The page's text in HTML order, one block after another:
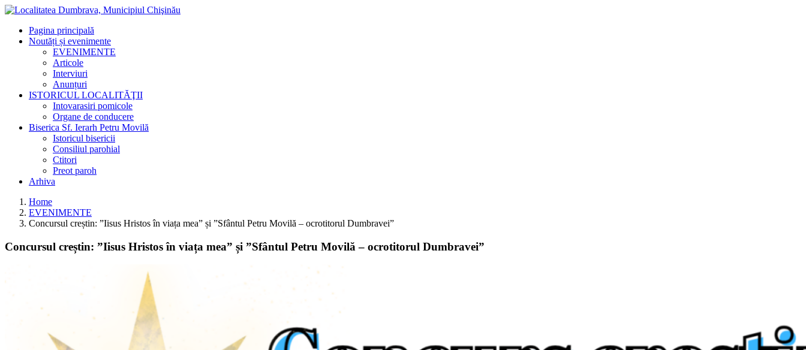
Pagina principală
Noutăți și evenimente
EVENIMENTE
Articole
Interviuri
Anunțuri
ISTORICUL LOCALITĂŢII
Intovarasiri pomicole
Organe de conducere
Biserica Sf. Ierarh Petru Movilă
Istoricul bisericii
Consiliul parohial
Ctitori
Preot paroh
Arhiva
Home
EVENIMENTE
Concursul creștin: ”Iisus Hristos în viața mea” și ”Sfântul Petru Movilă – ocrotitorul Dumbravei”
Concursul creștin: ”Iisus Hristos în viața mea” și ”Sfântul Petru Movilă – ocrotitorul Dumbravei”